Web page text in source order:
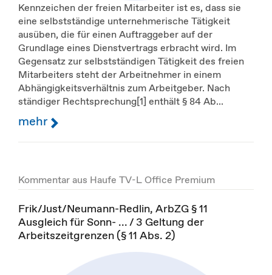
Kennzeichen der freien Mitarbeiter ist es, dass sie
eine selbstständige unternehmerische Tätigkeit
ausüben, die für einen Auftraggeber auf der
Grundlage eines Dienstvertrags erbracht wird. Im
Gegensatz zur selbstständigen Tätigkeit des freien
Mitarbeiters steht der Arbeitnehmer in einem
Abhängigkeitsverhältnis zum Arbeitgeber. Nach
ständiger Rechtsprechung[1] enthält § 84 Ab...
mehr
Kommentar aus Haufe TV-L Office Premium
Frik/Just/Neumann-Redlin, ArbZG § 11
Ausgleich für Sonn- ... / 3 Geltung der
Arbeitszeitgrenzen (§ 11 Abs. 2)